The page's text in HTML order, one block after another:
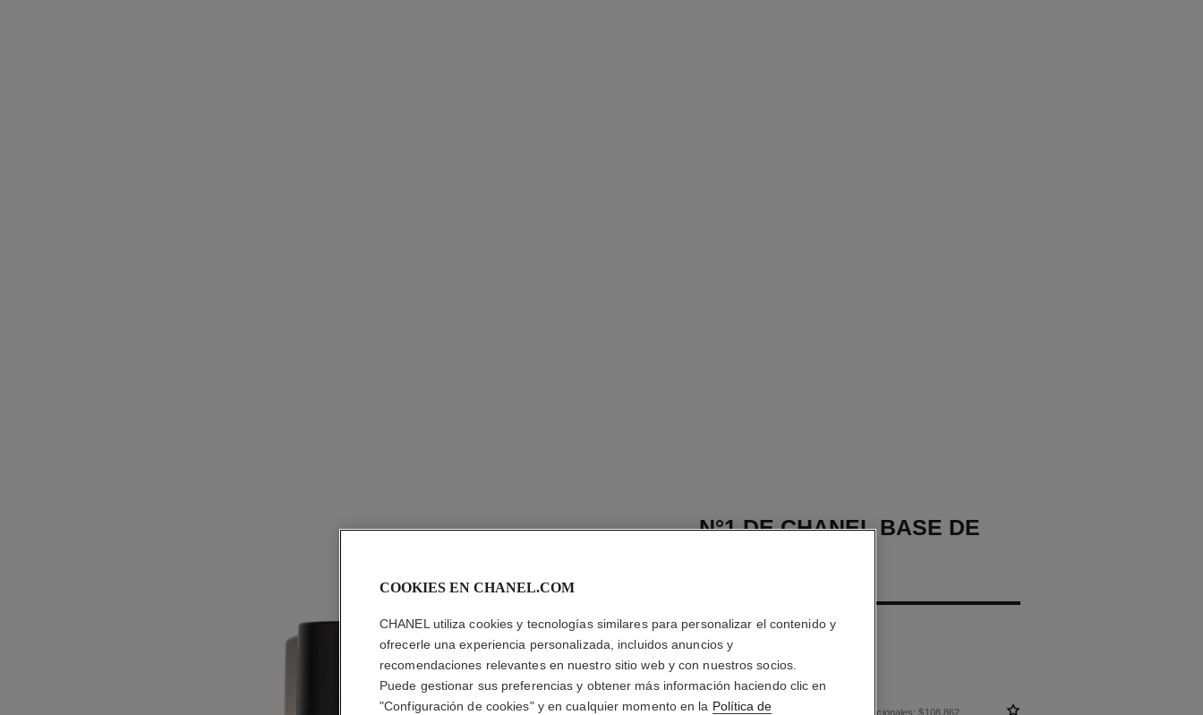
N°1 DE CHANEL BASE DE
Ilumina – Hidrata – Protege
Más información
$ 137.800* precio sin impuestos nacionales: $108,862
COOKIES EN CHANEL.COM
CHANEL utiliza cookies y tecnologías similares para personalizar el contenido y
ofrecerle una experiencia personalizada, incluidos anuncios y
recomendaciones relevantes en nuestro sitio web y con nuestros socios.
Puede gestionar sus preferencias y obtener más información haciendo clic en
"Configuración de cookies" y en cualquier momento en la Política de